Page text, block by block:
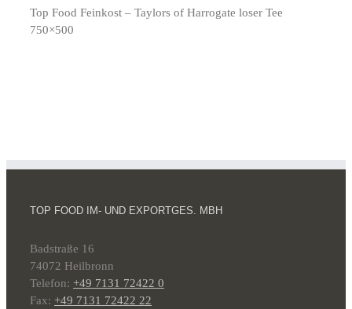
Top Food Feinkost – Taylors of Harrogate loser Tee
750×500
TOP FOOD IM- UND EXPORTGES. MBH
Badstraße 16
74072 Heilbronn
Telefon: +49 7131 72422 0
Fax: +49 7131 72422 22